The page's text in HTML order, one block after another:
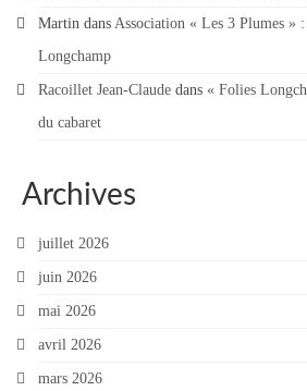
Contact
Contacter votre mairie
Martin dans Association « Les 3 Plumes » :
Longchamp
Racoillet Jean-Claude dans « Folies
du cabaret
Archives
juillet 2026
juin 2026
mai 2026
avril 2026
mars 2026